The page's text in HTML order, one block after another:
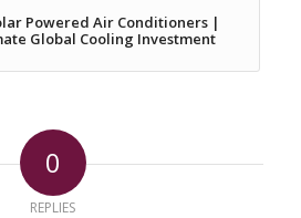
Powered Air Conditioners |
Global Cooling Investment
0
REPLIES